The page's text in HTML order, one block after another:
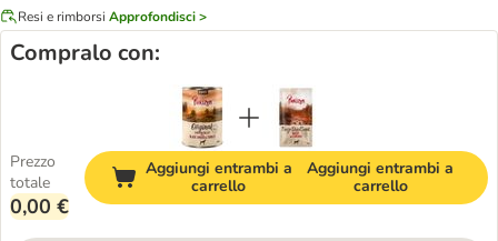
Resi e rimborsi Approfondisci >
Compralo con:
Prezzo
totale
0,00 €
Aggiungi entrambi a
carrello
Aggiungi entrambi a
carrello